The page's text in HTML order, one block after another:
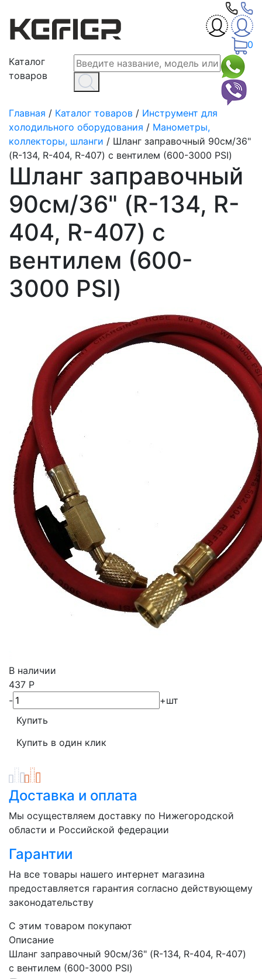
0
Каталог
товаров
Главная / Каталог товаров / Инструмент для
холодильного оборудования / Манометры,
коллекторы, шланги / Шланг заправочный 90см/36"
(R-134, R-404, R-407) с вентилем (600-3000 PSI)
Шланг заправочный
90см/36" (R-134, R-
404, R-407) с
вентилем (600-
3000 PSI)
В наличии
437 Р
-
+шт
Доставка и оплата
Мы осуществляем доставку по Нижегородской
области и Российской федерации
Гарантии
На все товары нашего интернет магазина
предоставляется гарантия согласно действующему
законодательству
C этим товаром покупают
Описание
Шланг заправочный 90см/36" (R-134, R-404, R-407)
с вентилем (600-3000 PSI)